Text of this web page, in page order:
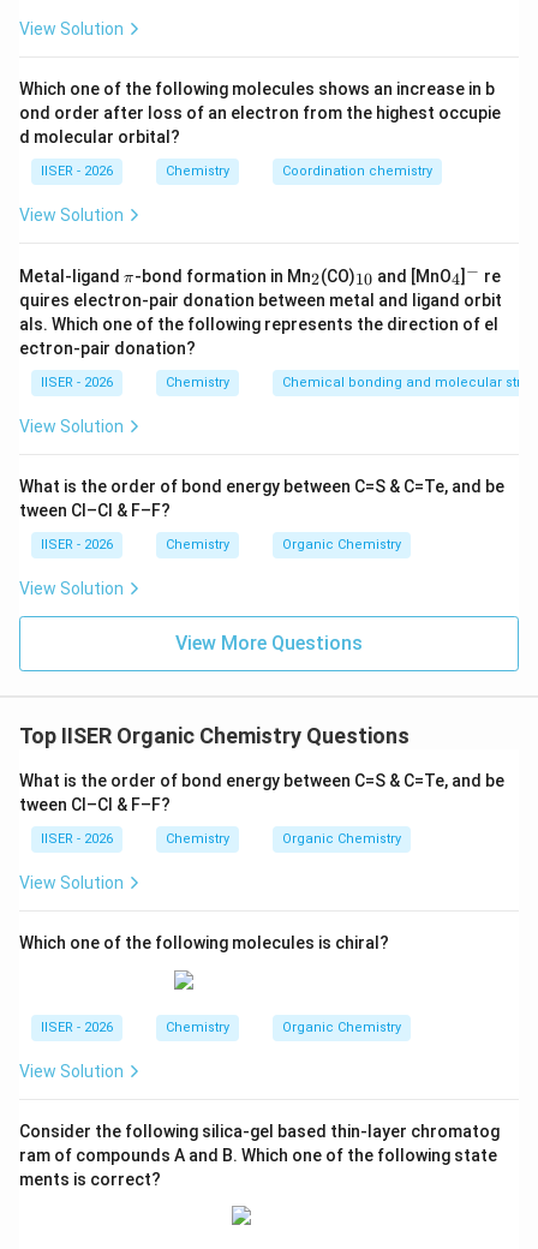
अतः वेग सबस्ट्रेट की सांद्रता के समानुपाती होता है (कथन D सही
है)।
• इस अभिक्रिया का सबसे धीमा चरण तृतीयक-ब्यूटिल ब्रोमाइड का
वियोजन होकर कार्बधनायन बनाना है, जो कि वेग निर्धारक चरण है
(कथन C सही है)।
• ध्रुवीय प्रोटिक विलायक (जैसे जल) कार्बधनायन और संक्रमण
एथिल ऐल्कोहॉल में जल मिलाने से विलायक की ध्रुवीयता बढ़ेगी,
जिससे अभिक्रिया का वेग बढ़ना चाहिए, न कि कम होना। अतः कथन
(A) गलत है।
इसलिए गलत कथन विकल्प (A) है।
कारण अभिक्रिया का वेग बढ़ता है।
View Solution
Which one of the following molecules shows an increase in b
ond order after loss of an electron from the highest occupie
d molecular orbital?
IISER - 2026 Chemistry Coordination chemistry
View Solution
Metal-ligand \p
π-bond formation in Mn_
2
2(CO)_
{1
0}
10 and [MnO_
4
4] ^
− re
quires electron-pair donation between metal and ligand orbit
als. Which one of the following represents the direction of el
ectron-pair donation?
IISER - 2026 Chemistry Chemical bonding and molecular
View Solution
What is the order of bond energy between C=S & C=Te, and be
tween Cl–Cl & F–F?
IISER - 2026 Chemistry Organic Chemistry
View Solution
View More Questions
Top IISER Organic Chemistry Questions
What is the order of bond energy between C=S & C=Te, and be
tween Cl–Cl & F–F?
IISER - 2026 Chemistry Organic Chemistry
View Solution
Which one of the following molecules is chiral?
IISER - 2026 Chemistry Organic Chemistry
View Solution
Consider the following silica-gel based thin-layer chromatog
ram of compounds A and B. Which one of the following state
ments is correct?